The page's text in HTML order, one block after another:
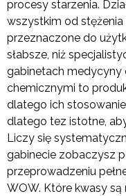
procesy starzenia.
wszystkim od
przeznaczone do
słabsze, niż
gabinetach medycyny
chemicznymi to
dlatego ich
dlatego tez istotne,
Liczy się
gabinecie zobaczysz
przeprowadzeniu
WOW. Które kwasy są